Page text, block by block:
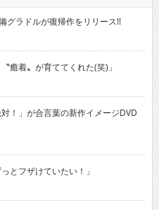
グラドルが復帰作をリリース!!
癒着〟が育ててくれた(笑)」
！」が合言葉の新作イメージDVD
とフザけていたい！」